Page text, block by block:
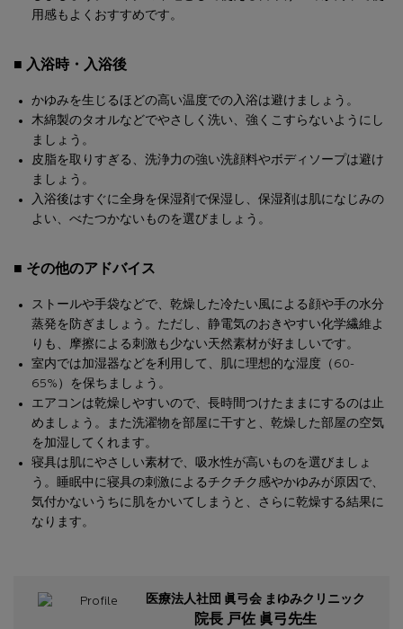
用感もよくおすすめです。
■ 入浴時・入浴後
かゆみを生じるほどの高い温度での入浴は避けましょう。
木綿製のタオルなどでやさしく洗い、強くこすらないようにし
ましょう。
皮脂を取りすぎる、洗浄力の強い洗顔料やボディソープは避け
ましょう。
入浴後はすぐに全身を保湿剤で保湿し、保湿剤は肌になじみの
よい、べたつかないものを選びましょう。
■ その他のアドバイス
ストールや手袋などで、乾燥した冷たい風による顔や手の水分
蒸発を防ぎましょう。ただし、静電気のおきやすい化学繊維よ
りも、摩擦による刺激も少ない天然素材が好ましいです。
室内では加湿器などを利用して、肌に理想的な湿度（60-
65%）を保ちましょう。
エアコンは乾燥しやすいので、長時間つけたままにするのは止
めましょう。また洗濯物を部屋に干すと、乾燥した部屋の空気
を加湿してくれます。
寝具は肌にやさしい素材で、吸水性が高いものを選びましょ
う。睡眠中に寝具の刺激によるチクチク感やかゆみが原因で、
気付かないうちに肌をかいてしまうと、さらに乾燥する結果に
なります。
医療法人社団 眞弓会 まゆみクリニック
院長 戸佐 眞弓先生